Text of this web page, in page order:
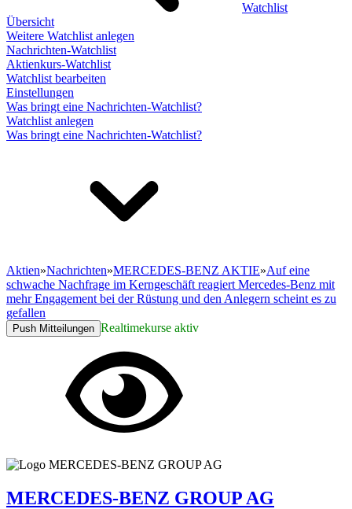
Watchlist
Übersicht
Weitere Watchlist anlegen
Nachrichten-Watchlist
Aktienkurs-Watchlist
Watchlist bearbeiten
Einstellungen
Was bringt eine Nachrichten-Watchlist?
Watchlist anlegen
Was bringt eine Nachrichten-Watchlist?
Aktien»Nachrichten»MERCEDES-BENZ AKTIE»Auf eine
schwache Nachfrage im Kerngeschäft reagiert Mercedes-Benz mit
mehr Engagement bei der Rüstung und den Anlegern scheint es zu
gefallen
Push Mitteilungen Realtimekurse aktiv
MERCEDES-BENZ GROUP AG